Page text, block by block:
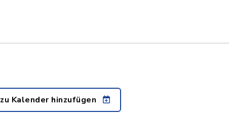
zu Kalender hinzufügen